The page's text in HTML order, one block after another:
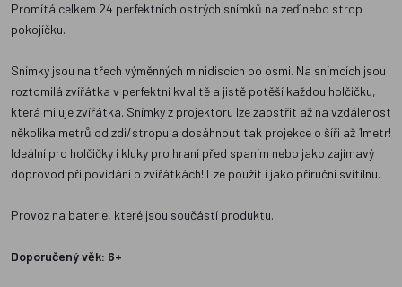
Promítá celkem 24 perfektních ostrých snímků na zeď nebo strop
pokojíčku.
Snímky jsou na třech výměnných minidiscích po osmi. Na snímcích jsou
roztomilá zvířátka v perfektní kvalitě a jistě potěší každou holčičku,
která miluje zvířátka. Snímky z projektoru lze zaostřit až na vzdálenost
několika metrů od zdi/stropu a dosáhnout tak projekce o šíři až 1metr!
Ideální pro holčičky i kluky pro hraní před spaním nebo jako zajímavý
doprovod při povídání o zvířátkách! Lze použít i jako příruční svítilnu.
Provoz na baterie, které jsou součástí produktu.
Doporučený věk: 6+